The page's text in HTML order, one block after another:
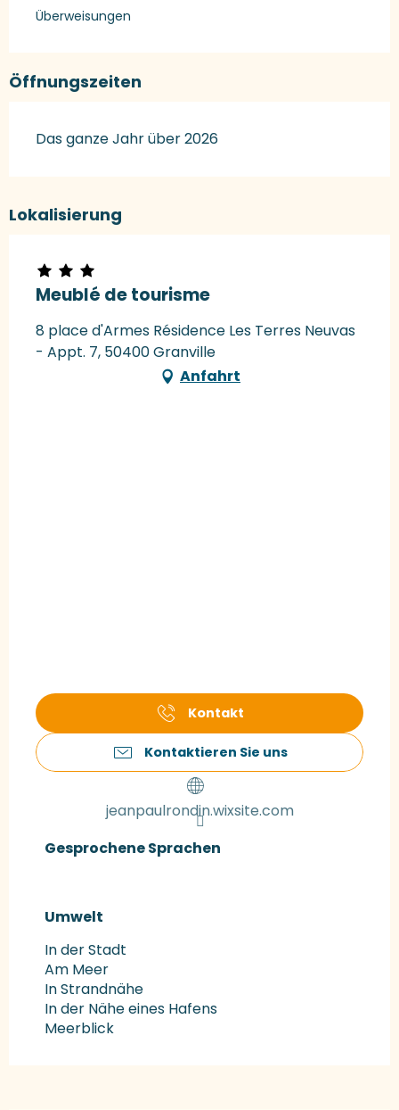
Überweisungen
Öffnungszeiten
Das ganze Jahr über 2026
Lokalisierung
Meublé de tourisme
8 place d'Armes Résidence Les Terres Neuvas
- Appt. 7, 50400 Granville
Anfahrt
Kontakt
Kontaktieren Sie uns
jeanpaulrondin.wixsite.com
Gesprochene Sprachen
Gesprochene Sprachen
Umwelt
Umwelt
In der Stadt
Am Meer
In Strandnähe
In der Nähe eines Hafens
Meerblick